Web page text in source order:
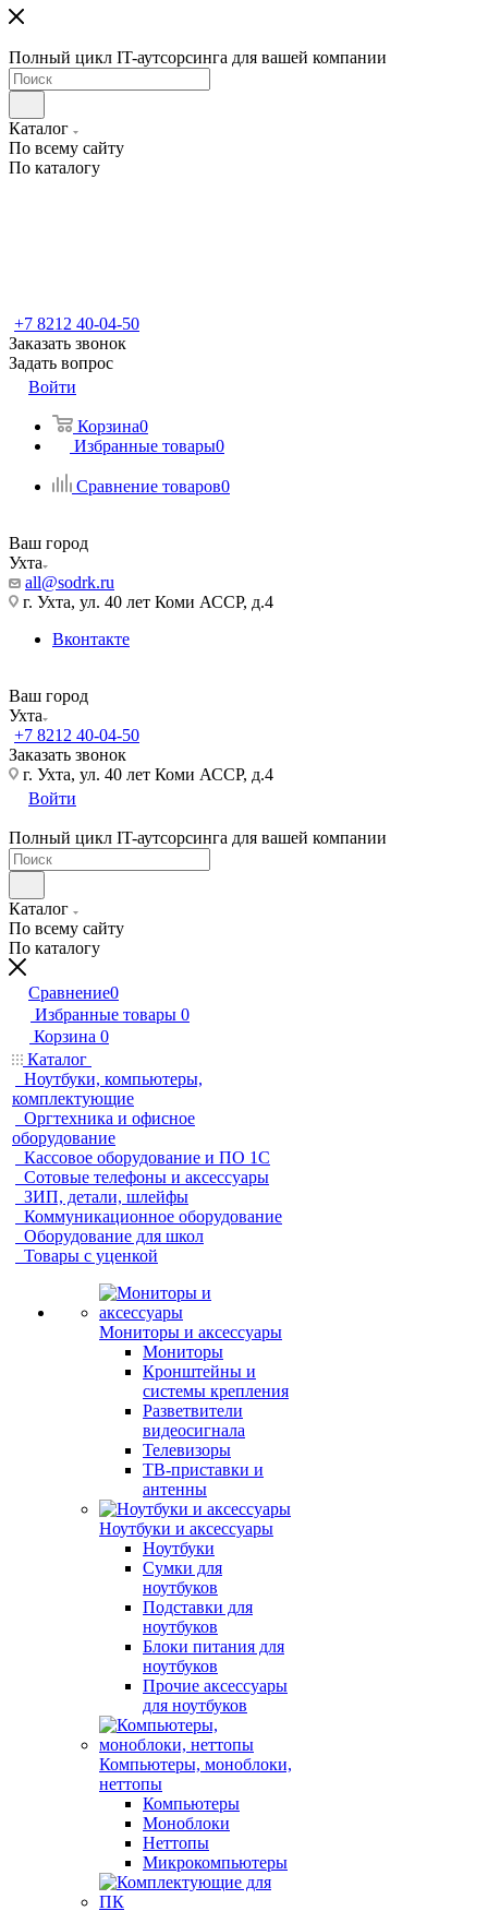
Полный цикл IT-аутсорсинга для вашей компании
Каталог
По всему сайту
По каталогу
+7 8212 40-04-50
Заказать звонок
Задать вопрос
Войти
Корзина0
Избранные товары0
Сравнение товаров0
Ваш город
Ухта
all@sodrk.ru
г. Ухта, ул. 40 лет Коми АССР, д.4
Вконтакте
Ваш город
Ухта
+7 8212 40-04-50
Заказать звонок
г. Ухта, ул. 40 лет Коми АССР, д.4
Войти
Полный цикл IT-аутсорсинга для вашей компании
Каталог
По всему сайту
По каталогу
Сравнение0
Избранные товары 0
Корзина 0
Каталог
Ноутбуки, компьютеры,
комплектующие
Оргтехника и офисное
оборудование
Кассовое оборудование и ПО 1С
Сотовые телефоны и аксессуары
ЗИП, детали, шлейфы
Коммуникационное оборудование
Оборудование для школ
Товары с уценкой
Мониторы и аксессуары
Мониторы
Кронштейны и
системы крепления
Разветвители
видеосигнала
Телевизоры
ТВ-приставки и
антенны
Ноутбуки и аксессуары
Ноутбуки
Сумки для
ноутбуков
Подставки для
ноутбуков
Блоки питания для
ноутбуков
Прочие аксессуары
для ноутбуков
Компьютеры, моноблоки,
неттопы
Компьютеры
Моноблоки
Неттопы
Микрокомпьютеры